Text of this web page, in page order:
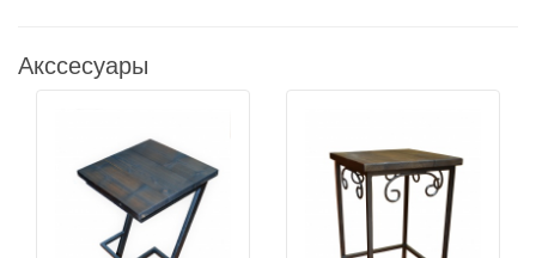
Акссесуары